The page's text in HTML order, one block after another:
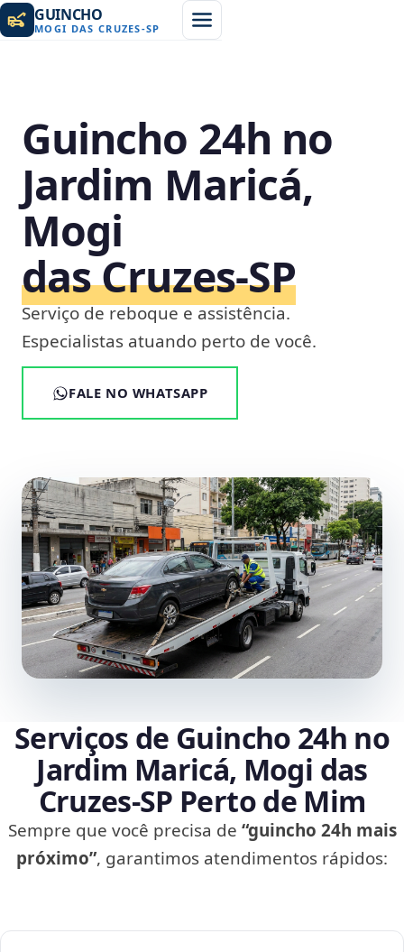
GUINCHO
MOGI DAS CRUZES-SP
Guincho 24h no
Jardim Maricá,
Mogi
das Cruzes‑SP
Serviço de reboque e assistência.
Especialistas atuando perto de você.
FALE NO WHATSAPP
Serviços de Guincho 24h no
Jardim Maricá, Mogi das
Cruzes‑SP Perto de Mim
Sempre que você precisa de “guincho 24h mais
próximo”, garantimos atendimentos rápidos: